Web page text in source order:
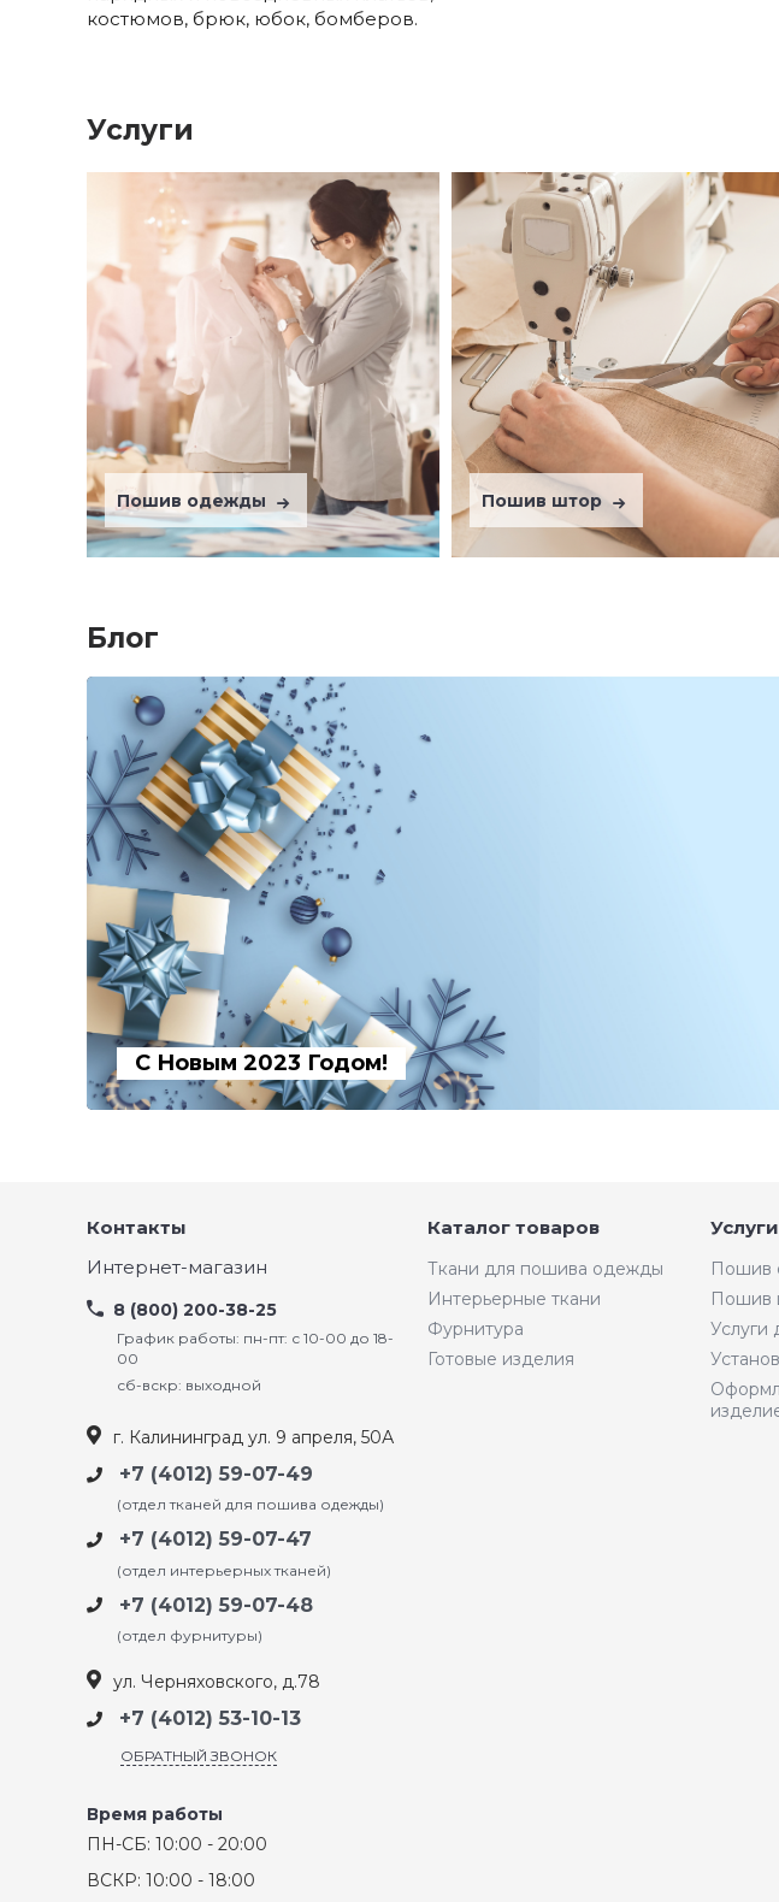
костюмов, брюк, юбок, бомберов.
Услуги
Пошив одежды Пошив штор
Блог
С Новым 2023 Годом!
Контакты
Интернет-магазин
8 (800) 200-38-25
График работы: пн-пт: с 10-00 до 18-
00
сб-вскр: выходной
г. Калининград ул. 9 апреля, 50А
+7 (4012) 59-07-49
(отдел тканей для пошива одежды)
+7 (4012) 59-07-47
(отдел интерьерных тканей)
+7 (4012) 59-07-48
(отдел фурнитуры)
ул. Черняховского, д.78
+7 (4012) 53-10-13
ОБРАТНЫЙ ЗВОНОК
Время работы
ПН-СБ: 10:00 - 20:00
ВСКР: 10:00 - 18:00
Каталог товаров
Ткани для пошива одежды
Интерьерные ткани
Фурнитура
Готовые изделия
Услуги
Пошив
Пошив
Услуги